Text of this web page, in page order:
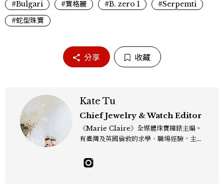
#Bulgari #寶格麗 #B. zero 1
#Serpemti
#蛇型珠寶
分享 收藏
Kate Tu
Chief Jewelry & Watch Editor
《Marie Claire》全媒體珠寶鐘錶主編。
有臺灣及英國倫敦的求學、職場經驗，主修
佳人》編輯工作內容，包括錶展等國際活動
採訪、珠寶市場動態等專題，及視覺拍攝執